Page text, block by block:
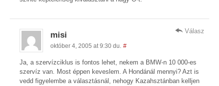
misi
október 4, 2005 at 9:30 du. #
Ja, a szervízciklus is fontos lehet, nekem a BMW-n 10 000-es
szervíz van. Most éppen keveslem. A Hondánál mennyi? Azt is
vedd figyelembe a választásnál, nehogy Kazahsztánban kelljen
Válasz